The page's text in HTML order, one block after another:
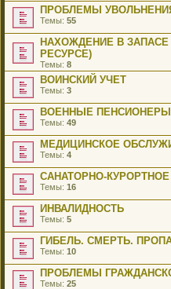
ПРОБЛЕМЫ
Темы: 55
НАХОЖДЕНИЕ В
РЕСУРСЕ)
Темы: 8
ВОИНСКИЙ УЧЕТ
Темы: 3
ВОЕННЫЕ ПЕНСИОНЕРЫ
Темы: 49
МЕДИЦИНСКОЕ
Темы: 4
САНАТОРНО-
Темы: 16
ИНВАЛИДНОСТЬ
Темы: 5
ГИБЕЛЬ. СМЕРТЬ.
Темы: 10
ПРОБЛЕМЫ
Темы: 25